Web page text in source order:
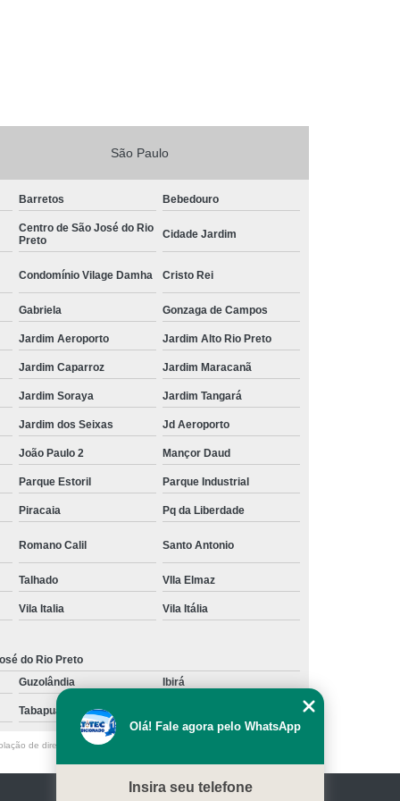
São Paulo
Barretos Bebedouro
Centro de São José do Rio
Preto
Cidade Jardim
Condomínio Vilage Damha Cristo Rei
Gabriela Gonzaga de Campos
Jardim Aeroporto Jardim Alto Rio Preto
Jardim Caparroz Jardim Maracanã
Jardim Soraya Jardim Tangará
Jardim dos Seixas Jd Aeroporto
João Paulo 2 Mançor Daud
Parque Estoril Parque Industrial
Piracaia Pq da Liberdade
Romano Calil Santo Antonio
Talhado VIla Elmaz
Vila Italia Vila Itália
do Rio Preto
Guzolândia Ibirá
Tabapuã
de direito autoral – artigo 184 do Código Penal –
Olá! Fale agora pelo WhatsApp
Insira seu telefone